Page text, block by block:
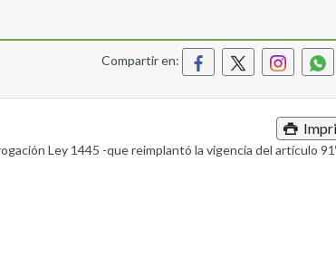
Compartir en:
Ley 1445 -que reimplantó la vigencia del artículo